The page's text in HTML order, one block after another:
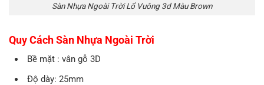
Sàn Nhựa Ngoài Trời Lổ Vuông 3d Màu Brown
Quy Cách Sàn Nhựa Ngoài Trời
Bề mặt : vân gỗ 3D
Độ dày: 25mm